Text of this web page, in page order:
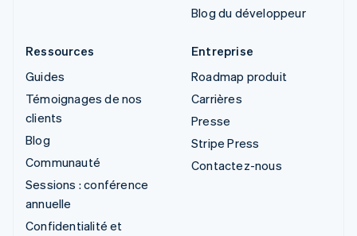
Blog du développeur
Ressources
Guides
Témoignages de nos
clients
Blog
Communauté
Sessions : conférence
annuelle
Confidentialité et
Entreprise
Roadmap produit
Carrières
Presse
Stripe Press
Contactez-nous